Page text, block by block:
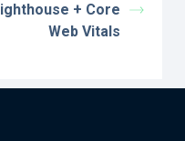
+ Core
Web Vitals